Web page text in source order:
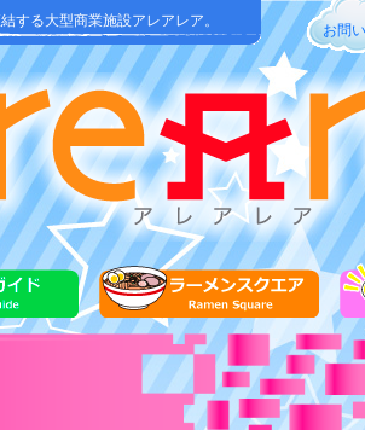
する大型商業施設アレアレア。
お問